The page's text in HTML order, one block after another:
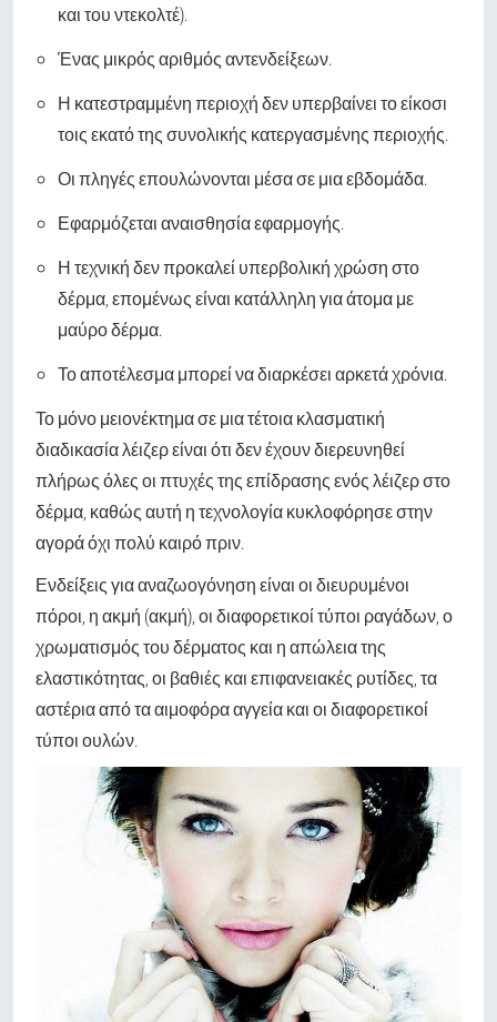
και του ντεκολτέ).
Ένας μικρός αριθμός αντενδείξεων.
Η κατεστραμμένη περιοχή δεν υπερβαίνει το είκοσι
τοις εκατό της συνολικής κατεργασμένης περιοχής.
Οι πληγές επουλώνονται μέσα σε μια εβδομάδα.
Εφαρμόζεται αναισθησία εφαρμογής.
Η τεχνική δεν προκαλεί υπερβολική χρώση στο
δέρμα, επομένως είναι κατάλληλη για άτομα με
μαύρο δέρμα.
Το αποτέλεσμα μπορεί να διαρκέσει αρκετά χρόνια.
Το μόνο μειονέκτημα σε μια τέτοια κλασματική
διαδικασία λέιζερ είναι ότι δεν έχουν διερευνηθεί
πλήρως όλες οι πτυχές της επίδρασης ενός λέιζερ στο
δέρμα, καθώς αυτή η τεχνολογία κυκλοφόρησε στην
αγορά όχι πολύ καιρό πριν.
Ενδείξεις για αναζωογόνηση είναι οι διευρυμένοι
πόροι, η ακμή (ακμή), οι διαφορετικοί τύποι ραγάδων, ο
χρωματισμός του δέρματος και η απώλεια της
ελαστικότητας, οι βαθιές και επιφανειακές ρυτίδες, τα
αστέρια από τα αιμοφόρα αγγεία και οι διαφορετικοί
τύποι ουλών.